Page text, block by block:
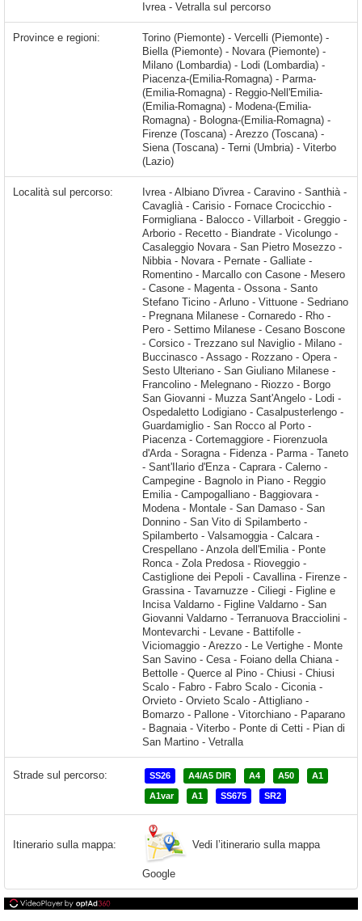
Ivrea - Vetralla sul percorso
Province e regioni:
Torino (Piemonte) - Vercelli (Piemonte) -
Biella (Piemonte) - Novara (Piemonte) -
Milano (Lombardia) - Lodi (Lombardia) -
Piacenza-(Emilia-Romagna) - Parma-
(Emilia-Romagna) - Reggio-Nell'Emilia-
(Emilia-Romagna) - Modena-(Emilia-
Romagna) - Bologna-(Emilia-Romagna) -
Firenze (Toscana) - Arezzo (Toscana) -
Siena (Toscana) - Terni (Umbria) - Viterbo
(Lazio)
Località sul percorso: Ivrea - Albiano D'ivrea - Caravino - Santhià - Cavaglià - Carisio - Fornace Crocicchio - Formigliana - Balocco - Villarboit - Greggio - Arborio - Recetto - Biandrate - Vicolungo - Casaleggio Novara - San Pietro Mosezzo - Nibbia - Novara - Pernate - Galliate - Romentino - Marcallo con Casone - Mesero - Casone - Magenta - Ossona - Santo Stefano Ticino - Arluno - Vittuone - Sedriano - Pregnana Milanese - Cornaredo - Rho - Pero - Settimo Milanese - Cesano Boscone -
Strade sul percorso: SS26 A4/A5 DIR A4 A50 A1
A1var A1 SS675 SR2
Itinerario sulla mappa: Vedi l’itinerario sulla mappa
Google